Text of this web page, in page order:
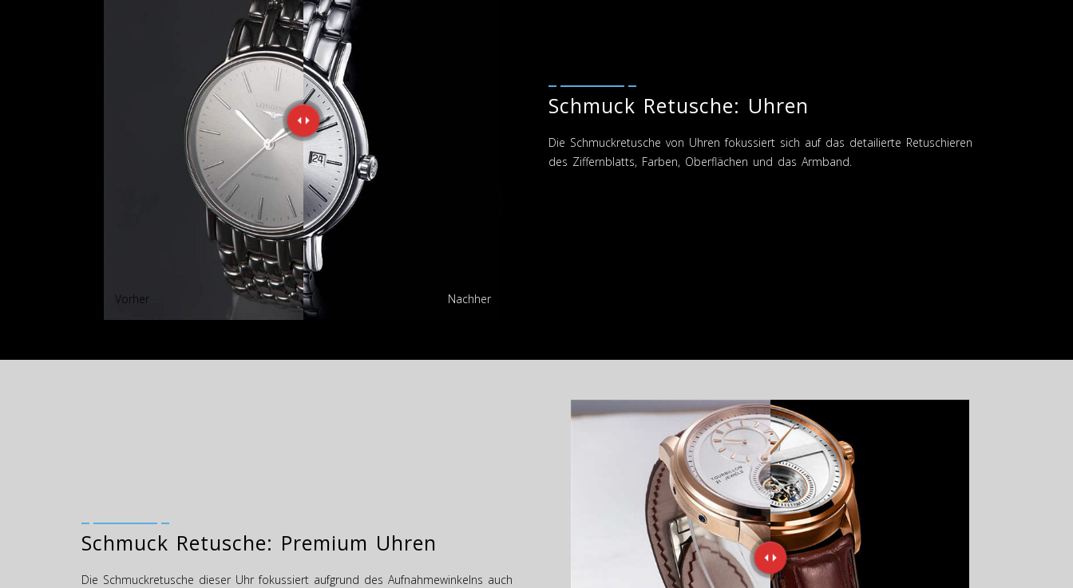
Nachher
Vorher
Schmuck Retusche: Uhren
Die Schmuckretusche von Uhren fokussiert sich auf das detailierte Retuschieren
des Ziffernblatts, Farben, Oberflächen und das Armband.
Schmuck Retusche: Premium Uhren
Die Schmuckretusche dieser Uhr fokussiert aufgrund des Aufnahmewinkelns auch